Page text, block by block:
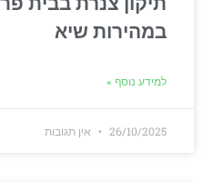
במהירות שיא
למידע נוסף »
26/10/2025 אין תגובות